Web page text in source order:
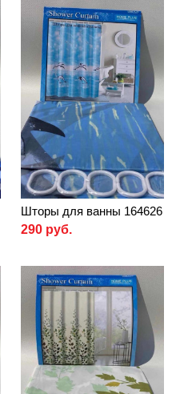
Шторы для ванны 164626
290 руб.